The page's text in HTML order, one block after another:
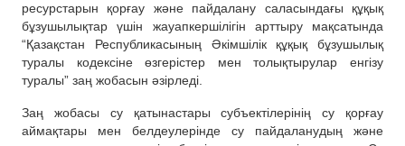
ресурстарын қорғау және пайдалану саласындағы құқық
бұзушылықтар үшін жауапкершілігін арттыру мақсатында
“Қазақстан Республикасының Әкімшілік құқық бұзушылық
туралы кодексіне өзгерістер мен толықтырулар енгізу
туралы” заң жобасын әзірледі.
Заң жобасы су қатынастары субъектілерінің су қорғау
аймақтары мен белдеулерінде су пайдаланудың және